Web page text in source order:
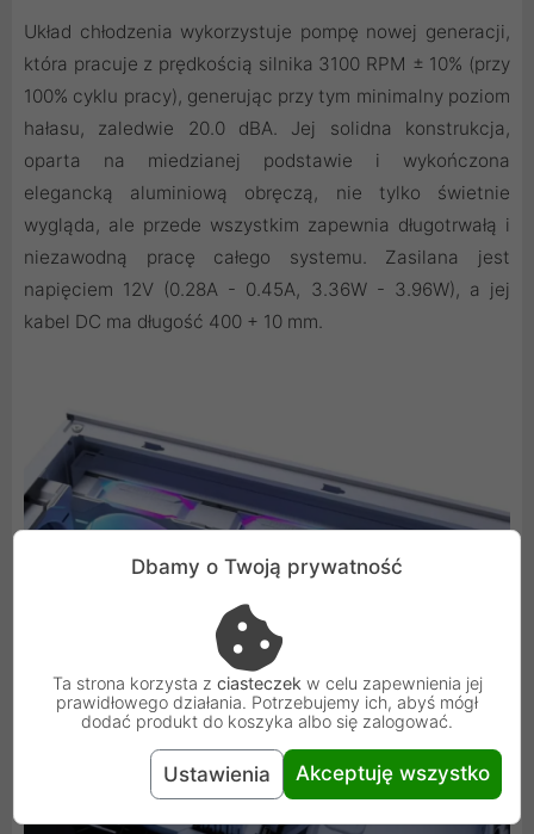
Układ chłodzenia wykorzystuje pompę nowej generacji,
która pracuje z prędkością silnika 3100 RPM ± 10% (przy
100% cyklu pracy), generując przy tym minimalny poziom
hałasu, zaledwie 20.0 dBA. Jej solidna konstrukcja,
oparta na miedzianej podstawie i wykończona
elegancką aluminiową obręczą, nie tylko świetnie
wygląda, ale przede wszystkim zapewnia długotrwałą i
niezawodną pracę całego systemu. Zasilana jest
napięciem 12V (0.28A - 0.45A, 3.36W - 3.96W), a jej
kabel DC ma długość 400 + 10 mm.
Dbamy o Twoją prywatność
Ta strona korzysta z ciasteczekw celu zapewnienia jej
prawidłowego działania. Potrzebujemy ich, abyś mógł
dodać produkt do koszyka albo się zalogować.
Ustawienia Akceptuję wszystko